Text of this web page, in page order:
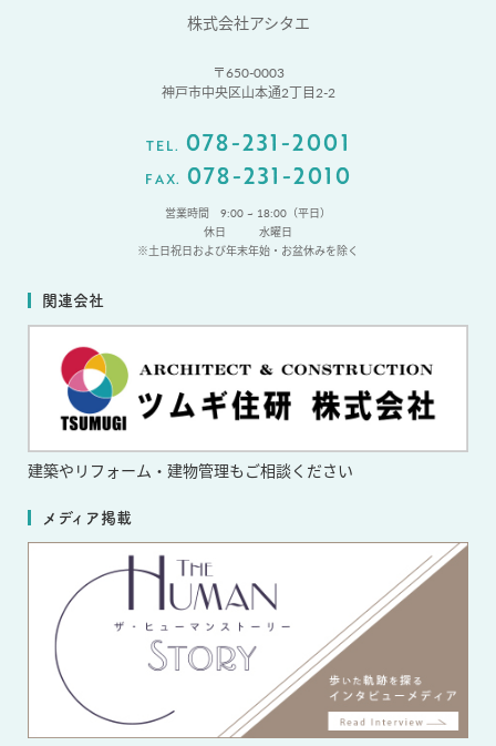
株式会社アシタエ
〒650-0003
神戸市中央区山本通2丁目2-2
TEL. 078-231-2001
FAX. 078-231-2010
営業時間 9:00 ~ 18:00（平日）
休日
水曜日
※土日祝日および年末年始・お盆休みを除く
関連会社
建築やリフォーム・ 建物管理もご相談ください
メディア掲載